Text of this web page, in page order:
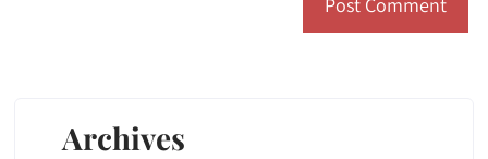
Archives